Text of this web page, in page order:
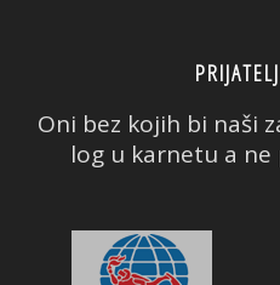
Oni bez kojih bi naši
log u karnetu a